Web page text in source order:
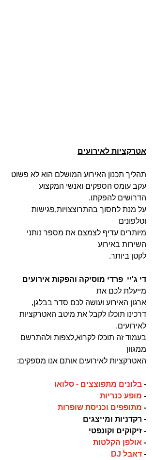
אטרקציות לאירועים
תהליך תכנון האירוע המושלם הוא לא פשוט
עקב עומס הספקים ואנשי המקצוע
הדרושים להפקתו.
על מנת לחסוך בהתרוצצויות,פגישות
וטלפונים
מיותרים עדיף לצמצם את מספר נותני
השירות באירוע
לקטן ביותר.
די ג'יי  פרדי מוסיקה והפקות אירועים
מייעלת לכם את
ארגון האירוע ועושה לכם סדר בבלגן,
דרכינו תוכלו לקבל את מיטב האטרקציות
לאירועים.
בעמוד זה תוכלו לקרוא,לצפות ולהתרשם
ממגוון
האטרקציות לאירועים אותם אנו מספקים:
- בלונים מתפוצצים - סלואו
- מופע כנריות
- מתופפים וכניסת שופרות
- רקדניות ומייצגים
- זיקוקים וקונפטי
- אולפן הקלטות
- דאבל DJ